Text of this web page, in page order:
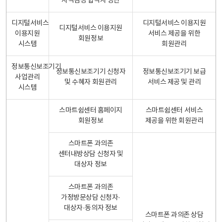
디지털서비스
이용지원
시스템
디지털서비스 이용지원
회원정보
디지털서비스 이용지원
서비스 제공을 위한
회원관리
정보통신보조기기
사업관리
시스템
정보통신보조기기 신청자
및 수혜자 회원관리
정보통신보조기기 보급
서비스 제공 및 관리
스마트쉼센터 홈페이지
회원정보
스마트쉼센터 서비스
제공을 위한 회원관리
스마트폰 과의존
센터내방상담 신청자 및
대상자 정보
스마트폰 과의존 상담
스마트폰 과의존
가정방문상담 신청자·
대상자·동의자 정보